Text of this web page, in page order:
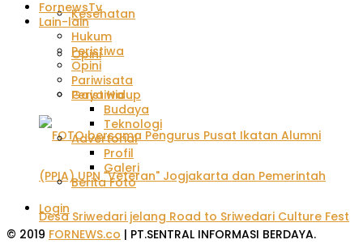
Kesehatan
Opini
Peristiwa
FornewsTv
Lain-lain
Hukum
Peristiwa
Opini
Pariwisata
Gaya Hidup
Budaya
Teknologi
Advertorial
Profil
Galeri
Berita Foto
Login
© 2019 FORNEWS.co | PT.SENTRAL INFORMASI BERDAYA.